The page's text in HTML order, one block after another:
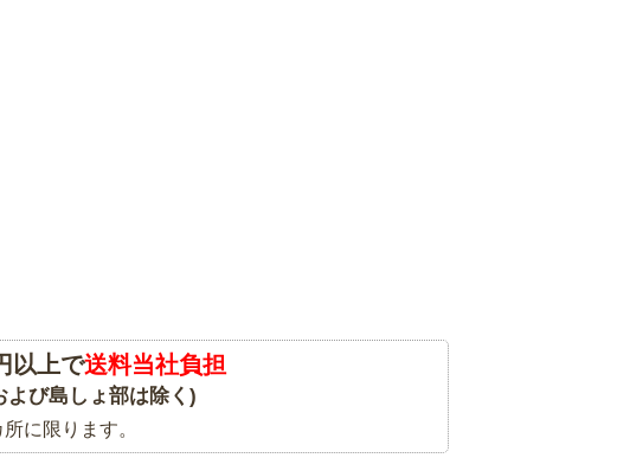
以上で送料当社負担
よび島しょ部は除く)
に限ります。